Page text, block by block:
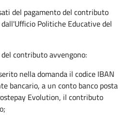
del pagamento del contributo
Politiche Educative del
contributo avvengono:
nella domanda il codice IBAN
bancario, a un conto banco posta
Evolution, il contributo